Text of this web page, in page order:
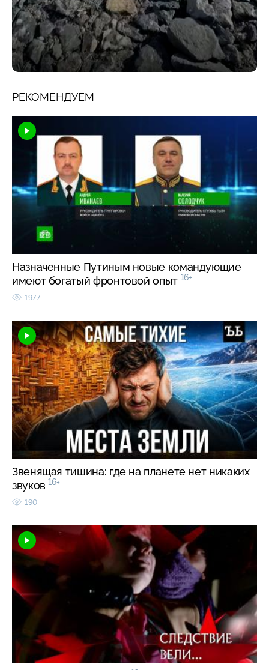
РЕКОМЕНДУЕМ
Назначенные Путиным новые командующие
имеют богатый фронтовой опыт 16+
1977
Звенящая тишина: где на планете нет никаких
звуков 16+
190